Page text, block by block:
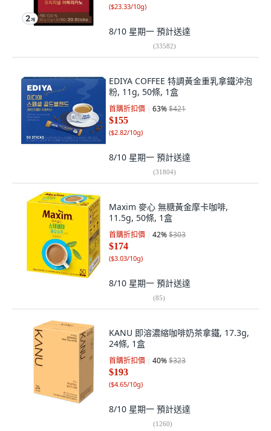
($23.33/10g)
8/10 星期一 預計送達
(33582)
EDIYA COFFEE 特調黃金重乳拿鐵沖泡
粉, 11g, 50條, 1盒
首購折扣價 63%$421
$155
($2.82/10g)
8/10 星期一 預計送達
(31804)
Maxim 麥心 無糖黃金摩卡咖啡,
11.5g, 50條, 1盒
首購折扣價 42%$303
$174
($3.03/10g)
8/10 星期一 預計送達
(85)
KANU 即溶濃縮咖啡奶茶拿鐵, 17.3g,
24條, 1盒
首購折扣價 40%$323
$193
($4.65/10g)
8/10 星期一 預計送達
(1260)